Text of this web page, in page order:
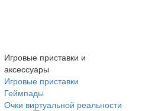
Игровые приставки и
аксессуары
Игровые приставки
Геймпады
Очки виртуальной реальности